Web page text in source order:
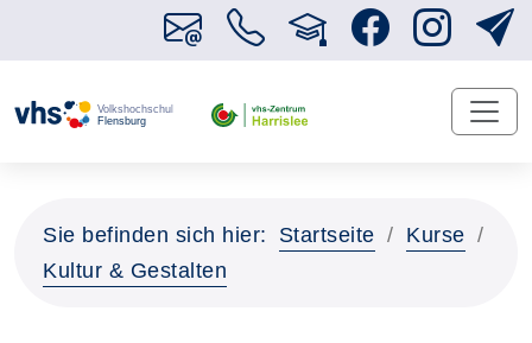
Sie befinden sich hier: Startseite
Kurse
Kultur & Gestalten